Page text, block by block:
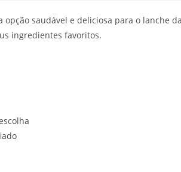
saudável e deliciosa para o lanche
ingredientes favoritos.